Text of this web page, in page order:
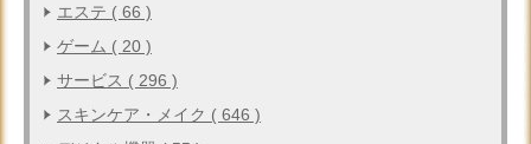
エステ ( 66 )
ゲーム ( 20 )
サービス ( 296 )
スキンケア・メイク ( 646 )